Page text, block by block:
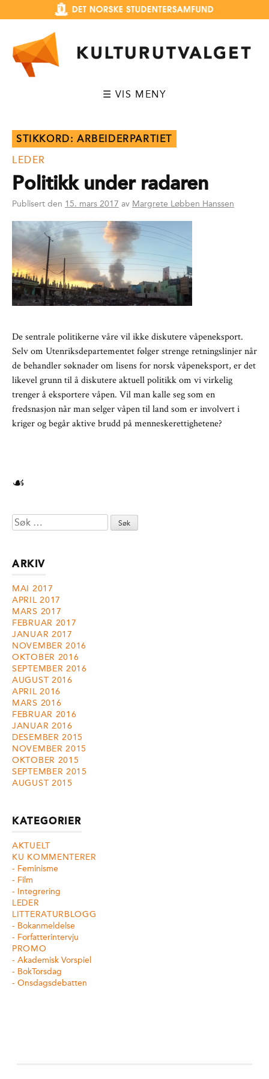
innhold
☰ VIS MENY
STIKKORD: ARBEIDERPARTIET
LEDER
Politikk under radaren
Publisert den 15. mars 2017 av Margrete Løbben Hanssen
De sentrale politikerne våre vil ikke diskutere våpeneksport.
Selv om Utenriksdepartementet følger strenge retningslinjer når
de behandler søknader om lisens for norsk våpeneksport, er det
likevel grunn til å diskutere aktuell politikk om vi virkelig
trenger å eksportere våpen. Vil man kalle seg som en
fredsnasjon når man selger våpen til land som er involvert i
kriger og begår aktive brudd på menneskerettighetene?
☙
Søk
etter:
ARKIV
MAI 2017
APRIL 2017
MARS 2017
FEBRUAR 2017
JANUAR 2017
NOVEMBER 2016
OKTOBER 2016
SEPTEMBER 2016
AUGUST 2016
APRIL 2016
MARS 2016
FEBRUAR 2016
JANUAR 2016
DESEMBER 2015
NOVEMBER 2015
OKTOBER 2015
SEPTEMBER 2015
AUGUST 2015
KATEGORIER
AKTUELT
KU KOMMENTERER
Feminisme
Film
Integrering
LEDER
LITTERATURBLOGG
Bokanmeldelse
Forfatterintervju
PROMO
Akademisk Vorspiel
BokTorsdag
Onsdagsdebatten